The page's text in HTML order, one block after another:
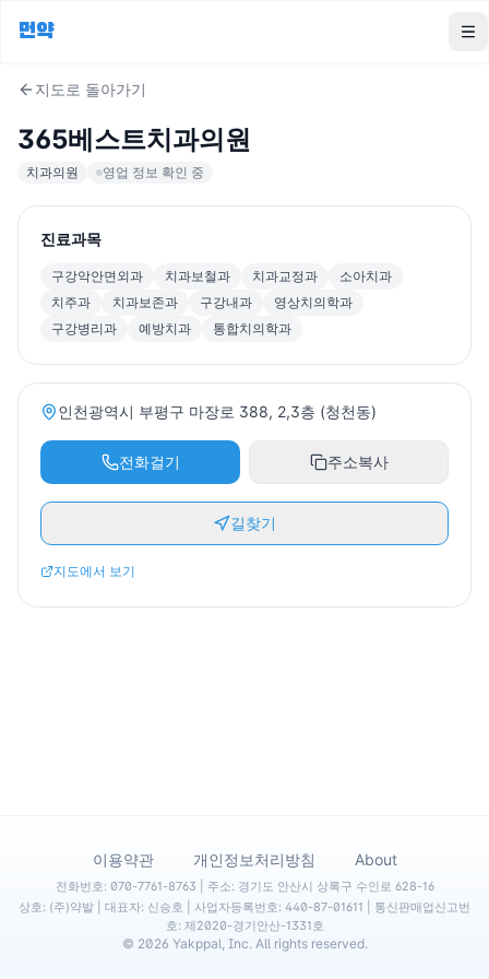
먼약
지도로 돌아가기
365베스트치과의원
치과의원 영업 정보 확인 중
진료과목
구강악안면외과 치과보철과 치과교정과
소아치과
치주과
치과보존과 구강내과
영상치의학과
구강병리과
예방치과 통합치의학과
인천광역시 부평구 마장로 388, 2,3층 (청천동)
전화걸기 주소복사
길찾기
지도에서 보기
이용약관 개인정보처리방침 About
전화번호: 070-7761-8763 | 주소: 경기도 안산시 상록구 수인로 628-16
상호: (주)약발 | 대표자: 신승호 | 사업자등록번호: 440-87-01611 | 통신판매업신고번
호: 제2020-경기안산-1331호
© 2026 Yakppal, Inc. All rights reserved.